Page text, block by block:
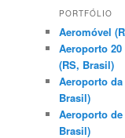
q
i
s
a
r
PORTFÓLIO
Aeromóvel
Aeroporto
(RS, Brasil)
Aeroporto
Brasil)
Aeroporto
Brasil)